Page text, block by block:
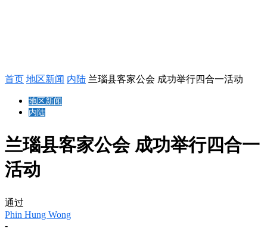
首页 地区新闻 内陆 兰瑙县客家公会 成功举行四合一活动
地区新闻
内陆
兰瑙县客家公会 成功举行四合一
活动
通过
Phin Hung Wong
-